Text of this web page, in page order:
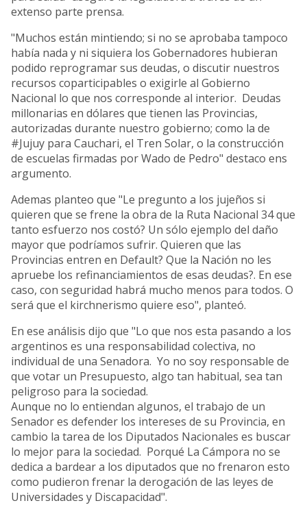
extenso parte prensa.
"Muchos están mintiendo; si no se aprobaba tampoco
había nada y ni siquiera los Gobernadores hubieran
podido reprogramar sus deudas, o discutir nuestros
recursos coparticipables o exigirle al Gobierno
Nacional lo que nos corresponde al interior. Deudas
millonarias en dólares que tienen las Provincias,
autorizadas durante nuestro gobierno; como la de
#Jujuy para Cauchari, el Tren Solar, o la construcción
de escuelas firmadas por Wado de Pedro" destaco ens
argumento.
Ademas planteo que "Le pregunto a los jujeños si
quieren que se frene la obra de la Ruta Nacional 34 que
tanto esfuerzo nos costó? Un sólo ejemplo del daño
mayor que podríamos sufrir. Quieren que las
Provincias entren en Default? Que la Nación no les
apruebe los refinanciamientos de esas deudas?. En ese
caso, con seguridad habrá mucho menos para todos. O
será que el kirchnerismo quiere eso", planteó.
En ese análisis dijo que "Lo que nos esta pasando a los
argentinos es una responsabilidad colectiva, no
individual de una Senadora. Yo no soy responsable de
que votar un Presupuesto, algo tan habitual, sea tan
peligroso para la sociedad.
Aunque no lo entiendan algunos, el trabajo de un
Senador es defender los intereses de su Provincia, en
cambio la tarea de los Diputados Nacionales es buscar
lo mejor para la sociedad. Porqué La Cámpora no se
dedica a bardear a los diputados que no frenaron esto
como pudieron frenar la derogación de las leyes de
Universidades y Discapacidad".